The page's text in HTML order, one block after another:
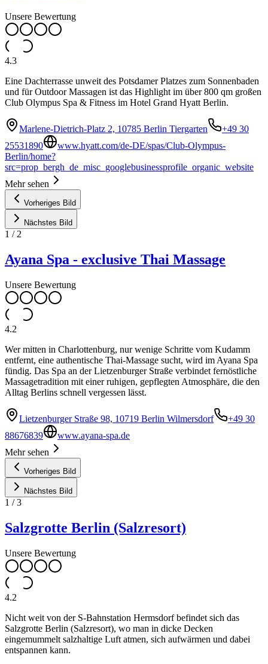
Unsere Bewertung
4.3
Eine Dachterrasse unweit des Potsdamer Platzes zum Sonnenbaden
und für Outdoor Massagen ist das Highlight im über 800 qm großen
Club Olympus Spa & Fitness im Hotel Grand Hyatt Berlin.
Marlene-Dietrich-Platz 2, 10785 Berlin Tiergarten
+49 30
25531890
www.hyatt.com/de-DE/spas/Club-Olympus-
Berlin/home?
src=prop_bergh_de_misc_googlebusinessprofile_organic_website
Mehr sehen
Vorheriges Bild
Nächstes Bild
1 / 2
Ayana Spa - exclusive Thai Massage
Unsere Bewertung
4.2
Wer mitten in Charlottenburg, nur wenige Schritte vom Kudamm
entfernt, eine authentische Thai-Massage sucht, wird im Ayana Spa
fündig. Das Spa an der Lietzenburger Straße verbindet fernöstliche
Massagetradition mit einer ruhigen, gepflegten Atmosphäre, die den
Alltag Berlins schnell vergessen lässt.
Lietzenburger Straße 98, 10719 Berlin Wilmersdorf
+49 30
88676839
www.ayana-spa.de
Mehr sehen
Vorheriges Bild
Nächstes Bild
1 /3
Salzgrotte Berlin (Salzresort)
Unsere Bewertung
4.2
Nicht weit von der S-Bahnstation Hermsdorf befindet sich das
Salzgrotte Berlin (Salzresort), wo man in dicke Decken
eingemummelt salzhaltige Luft atmen, sich aufwärmen und dabei
entspannen kann.